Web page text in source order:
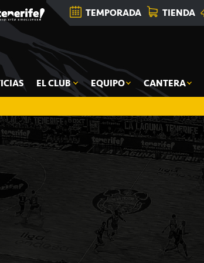
TEMPORADA TIENDA
EL CLUB EQUIPO CANTERA